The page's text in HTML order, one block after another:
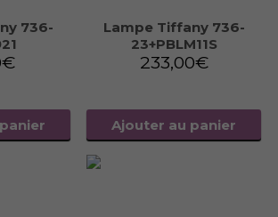
736-
€
Lampe Tiffany 736-
23+PBLM11S
233,00€
Ajouter au panier